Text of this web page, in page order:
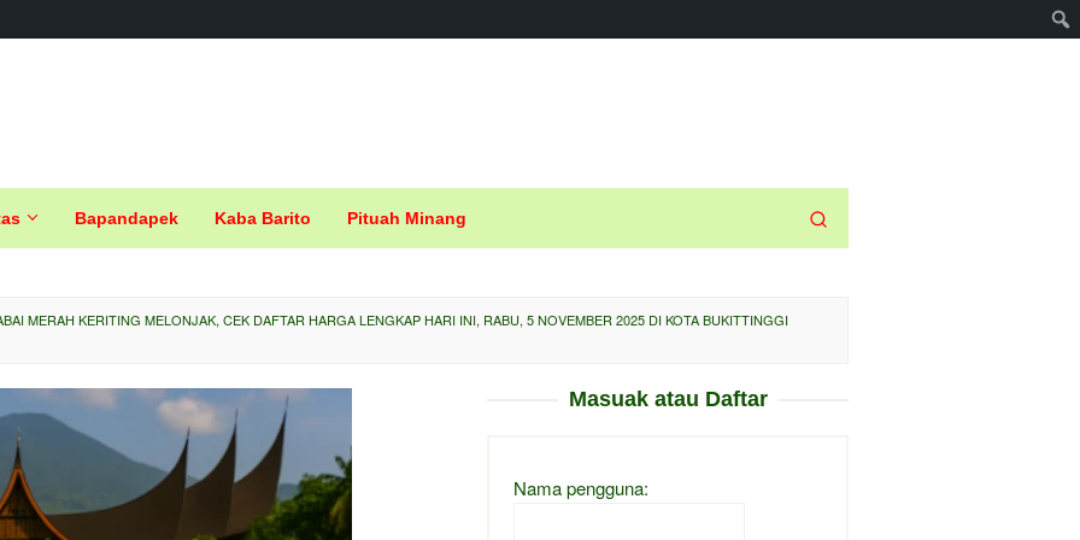
Bapandapek Kaba Barito Pituah Minang
MERAH KERITING MELONJAK, CEK DAFTAR HARGA LENGKAP HARI INI, RABU, 5 NOVEMBER 2025 DI KOTA BUKITTINGGI
Masuak atau Daftar
Nama pengguna: